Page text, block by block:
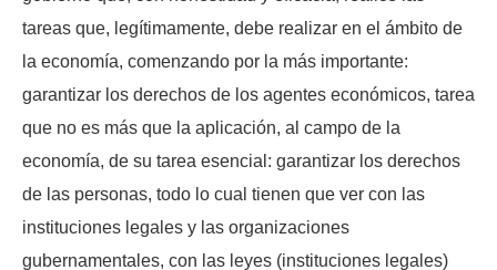
tareas que, legítimamente, debe realizar en el ámbito de
la economía, comenzando por la más importante:
garantizar los derechos de los agentes económicos, tarea
que no es más que la aplicación, al campo de la
economía, de su tarea esencial: garantizar los derechos
de las personas, todo lo cual tienen que ver con las
instituciones legales y las organizaciones
gubernamentales, con las leyes (instituciones legales)